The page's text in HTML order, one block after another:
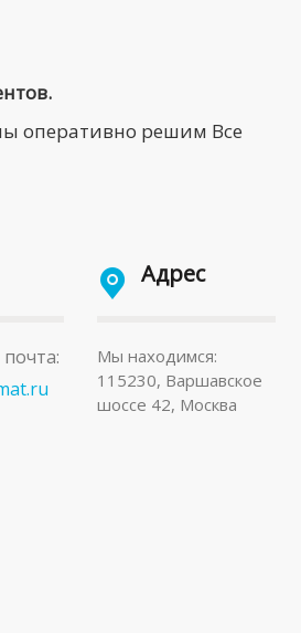
оперативно решим Все
Адрес
Мы находимся:
115230, Варшавское
шоссе 42, Москва